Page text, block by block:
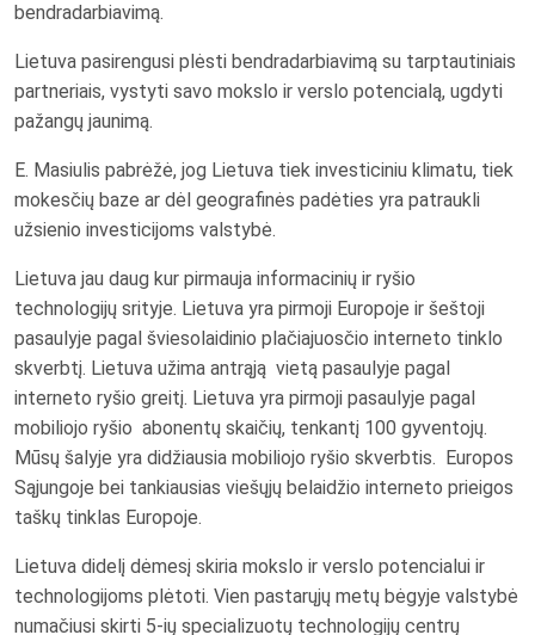
bendradarbiavimą.
Lietuva pasirengusi plėsti bendradarbiavimą su tarptautiniais
partneriais, vystyti savo mokslo ir verslo potencialą, ugdyti
pažangų jaunimą.
E. Masiulis pabrėžė, jog Lietuva tiek investiciniu klimatu, tiek
mokesčių baze ar dėl geografinės padėties yra patraukli
užsienio investicijoms valstybė.
Lietuva jau daug kur pirmauja informacinių ir ryšio
technologijų srityje. Lietuva yra pirmoji Europoje ir šeštoji
pasaulyje pagal šviesolaidinio plačiajuosčio interneto tinklo
skverbtį. Lietuva užima antrąją vietą pasaulyje pagal
interneto ryšio greitį. Lietuva yra pirmoji pasaulyje pagal
mobiliojo ryšio abonentų skaičių, tenkantį 100 gyventojų.
Mūsų šalyje yra didžiausia mobiliojo ryšio skverbtis. Europos
Sąjungoje bei tankiausias viešųjų belaidžio interneto prieigos
taškų tinklas Europoje.
Lietuva didelį dėmesį skiria mokslo ir verslo potencialui ir
technologijoms plėtoti. Vien pastarųjų metų bėgyje valstybė
numačiusi skirti 5-ių specializuotų technologijų centrų